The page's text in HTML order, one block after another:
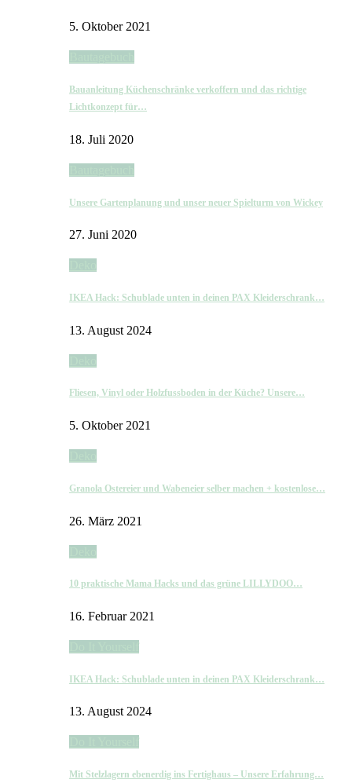
5. Oktober 2021
Bauanleitung Küchenschränke verkoffern und das richtige
Lichtkonzept für…
18. Juli 2020
Unsere Gartenplanung und unser neuer Spielturm von Wickey
27. Juni 2020
IKEA Hack: Schublade unten in deinen PAX Kleiderschrank…
13. August 2024
Fliesen, Vinyl oder Holzfussboden in der Küche? Unsere…
5. Oktober 2021
Granola Ostereier und Wabeneier selber machen + kostenlose…
26. März 2021
10 praktische Mama Hacks und das grüne LILLYDOO…
16. Februar 2021
IKEA Hack: Schublade unten in deinen PAX Kleiderschrank…
13. August 2024
Mit Stelzlagern ebenerdig ins Fertighaus – Unsere Erfahrung…